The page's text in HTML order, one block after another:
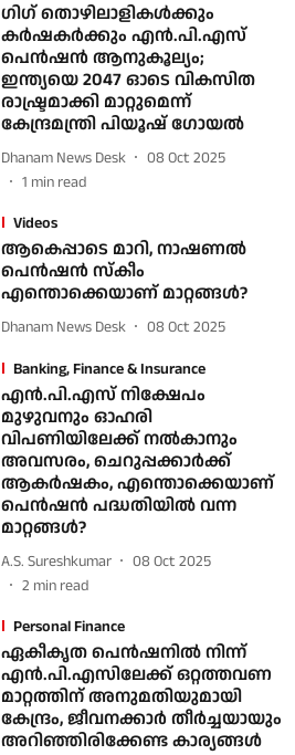
ഗിഗ് തൊഴിലാളികൾക്കും
കർഷകർക്കും എൻ.പി.എസ്
പെൻഷൻ ആനുകൂല്യം;
ഇന്ത്യയെ 2047 ഓടെ വികസിത
രാഷ്ട്രമാക്കി മാറ്റുമെന്ന്
കേന്ദ്രമന്ത്രി പിയൂഷ് ഗോയൽ
Dhanam News Desk
08 Oct 2025
1 min read
Videos
ആകെപ്പാടെ മാറി, നാഷണല്‍
പെന്‍ഷന്‍ സ്‌കീം
എന്തൊക്കെയാണ് മാറ്റങ്ങള്‍?
Dhanam News Desk
08 Oct 2025
Banking, Finance & Insurance
എന്‍.പി.എസ് നിക്ഷേപം
മുഴുവനും ഓഹരി
വിപണിയിലേക്ക് നല്‍കാനും
അവസരം, ചെറുപ്പക്കാര്‍ക്ക്
ആകര്‍ഷകം, എന്തൊക്കെയാണ്
പെന്‍ഷന്‍ പദ്ധതിയില്‍ വന്ന
മാറ്റങ്ങള്‍?
A.S. Sureshkumar
08 Oct 2025
2 min read
Personal Finance
ഏകീകൃത പെൻഷനിൽ നിന്ന്
എൻ‌.പി‌.എസിലേക്ക് ഒറ്റത്തവണ
മാറ്റത്തിന് അനുമതിയുമായി
കേന്ദ്രം, ജീവനക്കാർ തീര്‍ച്ചയായും
അറിഞ്ഞിരിക്കേണ്ട കാര്യങ്ങൾ